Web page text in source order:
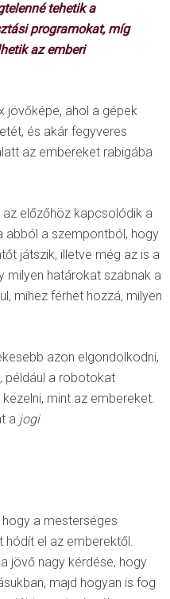
tehetik a
programokat, míg
az emberi
jövőképe, ahol a gépek
és akár fegyveres
az embereket rabigába
előzőhöz kapcsolódik a
abból a szempontból, hogy
játszik, illetve még az is a
milyen határokat szabnak a
mihez férhet hozzá, milyen
azon elgondolkodni,
például a robotokat
mint az embereket.
a jogi
a mesterséges
hódít el az emberektől.
jövő nagy kérdése, hogy
majd hogyan is fog